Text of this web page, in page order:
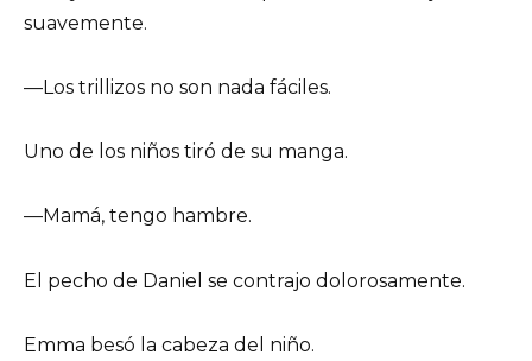
suavemente.
—Los trillizos no son nada fáciles.
Uno de los niños tiró de su manga.
—Mamá, tengo hambre.
El pecho de Daniel se contrajo dolorosamente.
Emma besó la cabeza del niño.